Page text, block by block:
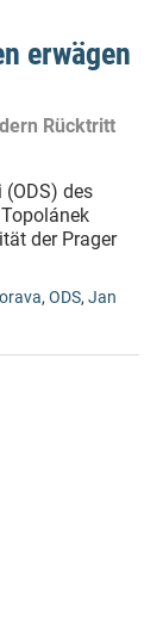
erwägen
Rücktritt
(ODS) des
der Prager
, ODS, Jan